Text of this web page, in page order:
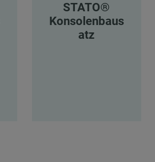
STATO®
Konsolenbaus
atz